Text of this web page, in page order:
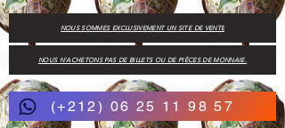
(+212) 06 25 11 98 57
NOUS N'ACHETONS PAS DE BILLETS OU DE PIÈCES DE MONNAIE.
NOUS SOMMES EXCLUSIVEMENT UN SITE DE VENTE